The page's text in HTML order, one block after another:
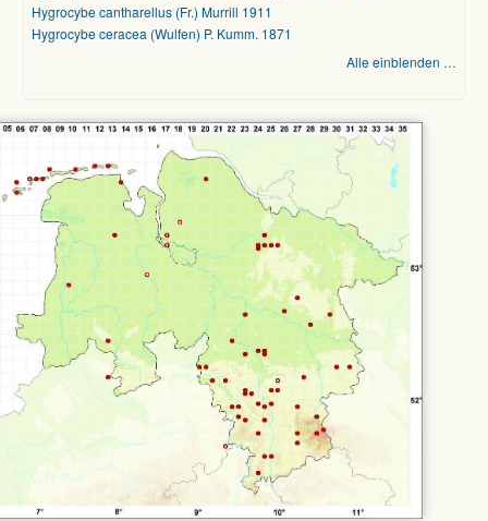
Hygrocybe cantharellus (Fr.) Murrill 1911
Hygrocybe ceracea (Wulfen) P. Kumm. 1871
Alle einblenden …